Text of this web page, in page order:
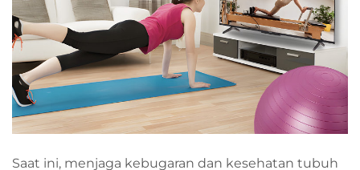
Saat ini, menjaga kebugaran dan kesehatan tubuh